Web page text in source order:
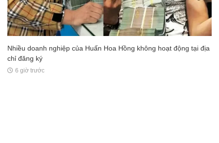
Nhiều doanh nghiệp của Huấn Hoa Hồng không hoạt động tại địa
chỉ đăng ký
6 giờ trước